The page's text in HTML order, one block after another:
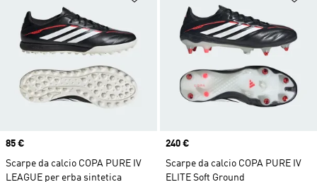
Price
85 €
Scarpe da calcio COPA PURE IV
LEAGUE per erba sintetica
Price
240 €
Scarpe da calcio COPA PURE IV
ELITE Soft Ground